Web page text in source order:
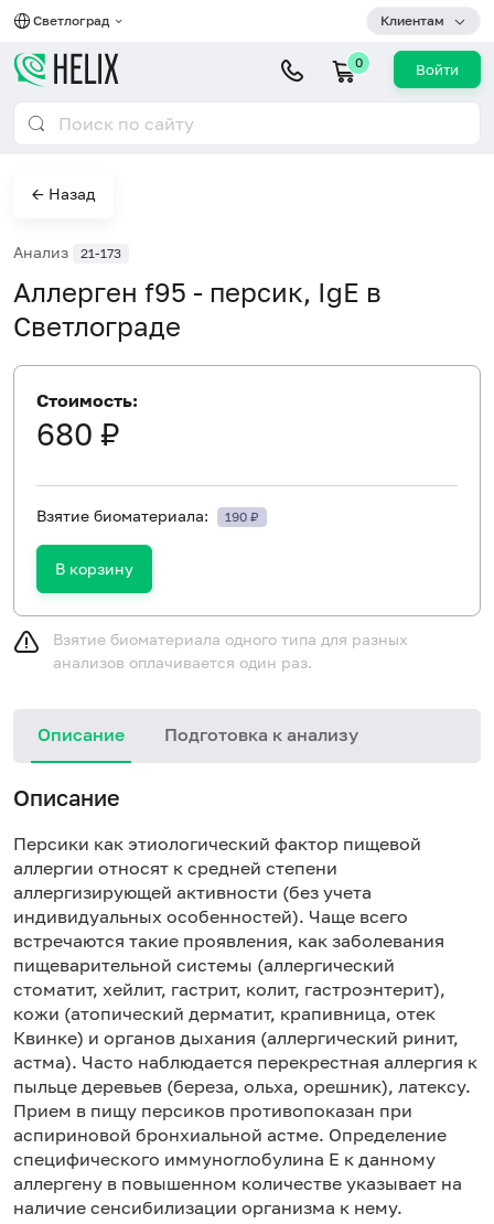
Светлоград Клиентам
0 Войти
← Назад
Анализ 21-173
Аллерген f95 - персик, IgE в
Светлограде
Стоимость:
680 ₽
Взятие биоматериала: 190 ₽
В корзину
Взятие биоматериала одного типа для разных
анализов оплачивается один раз.
Описание Подготовка к анализу
Описание
Персики как этиологический фактор пищевой
аллергии относят к средней степени
аллергизирующей активности (без учета
индивидуальных особенностей). Чаще всего
встречаются такие проявления, как заболевания
пищеварительной системы (аллергический
стоматит, хейлит, гастрит, колит, гастроэнтерит),
кожи (атопический дерматит, крапивница, отек
Квинке) и органов дыхания (аллергический ринит,
астма). Часто наблюдается перекрестная аллергия к
пыльце деревьев (береза, ольха, орешник), латексу.
Прием в пищу персиков противопоказан при
аспириновой бронхиальной астме. Определение
специфического иммуноглобулина Е к данному
аллергену в повышенном количестве указывает на
наличие сенсибилизации организма к нему.